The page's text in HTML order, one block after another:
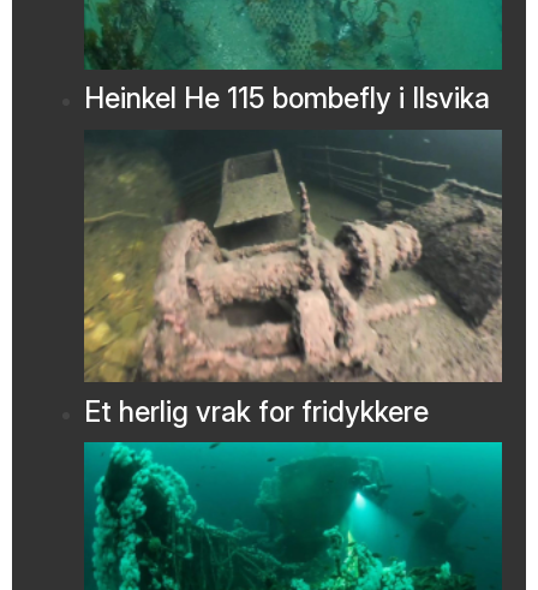
Heinkel He 115 bombefly i Ilsvika
Et herlig vrak for fridykkere